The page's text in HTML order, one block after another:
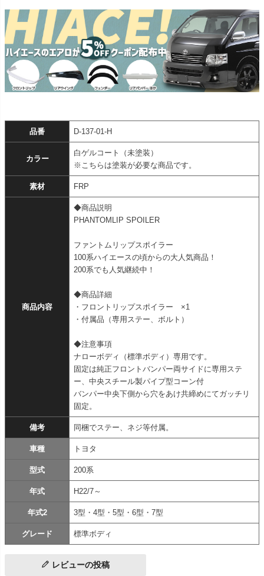
品番 D-137-01-H
カラー
白ゲルコート（未塗装）
※こちらは塗装が必要な商品です。
素材 FRP
商品内容
◆商品説明
PHANTOMLIP SPOILER
ファントムリップスポイラー
100系ハイエースの頃からの大人気商品！
200系でも人気継続中！
◆商品詳細
・フロントリップスポイラー ×1
・付属品（専用ステー、ボルト）
◆注意事項
ナローボディ（標準ボディ）専用です。
固定は純正フロントバンパー両サイドに専用ステ
ー、中央スチール製パイプ型コーン付
バンパー中央下側から穴をあけ共締めにてガッチリ
固定。
備考 同梱でステー、ネジ等付属。
車種 トヨタ
型式 200系
年式 H22/7～
年式2 3型・4型・5型・6型・7型
グレード 標準ボディ
レビューの投稿